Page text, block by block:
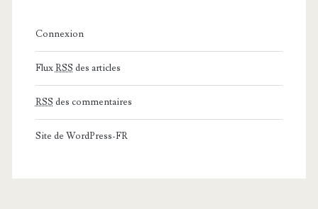
Connexion
FluxRSS des articles
RSS des commentaires
Site de WordPress-FR